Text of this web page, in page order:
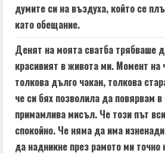
думите си на въздуха, който се
като обещание.
Денят на моята сватба трябваше
красивият в живота ми. Момент на
толкова дълго чакан, толкова
че си бях позволила да повярвам
примамлива мисъл. Че този път
спокойно. Че няма да има
да надникне през рамото ми точно